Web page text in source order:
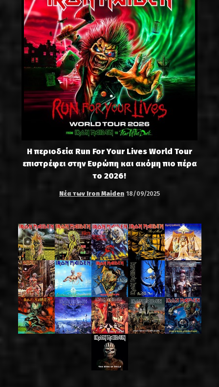
Η περιοδεία Run For Your Lives World Tour
επιστρέφει στην Ευρώπη και ακόμη πιο πέρα
το 2026!
Νέα των Iron Maiden 18/09/2025